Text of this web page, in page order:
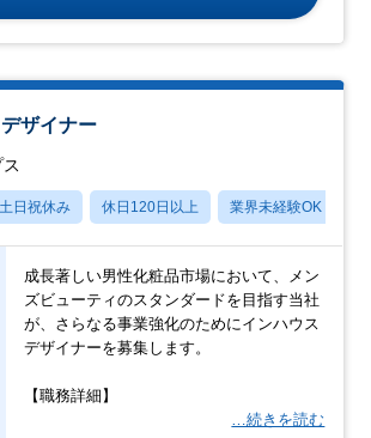
ザイナー
土日祝休み 休日120日以上 業界未経験OK
成長著しい男性化粧品市場において、メン
ズビューティのスタンダードを目指す当社
が、さらなる事業強化のためにインハウス
デザイナーを募集します。
【職務詳細】
…続きを読む